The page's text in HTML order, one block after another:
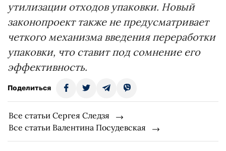
утилизации отходов упаковки. Новый
законопроект также не предусматривает
четкого механизма введения переработки
упаковки, что ставит под сомнение его
эффективность.
Поделиться
Все статьи Сергея Следзя
Все статьи Валентина Посудевская